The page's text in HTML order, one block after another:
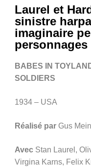
Laurel et
sinistre
imaginaire
BABES IN
SOLDIERS
1934 – USA
Réalisé par Gus
Avec Stan Laurel,
Virgina Karns, Felix